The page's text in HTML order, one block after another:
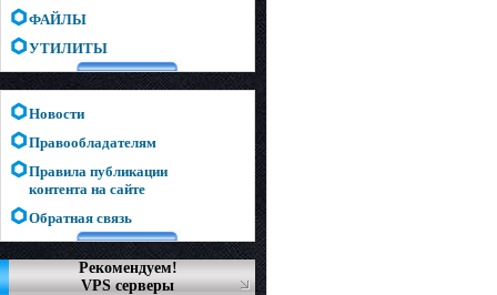
ФАЙЛЫ
УТИЛИТЫ
Новости
Правообладателям
Правила публикации
контента на сайте
Обратная связь
Рекомендуем!
VPS серверы